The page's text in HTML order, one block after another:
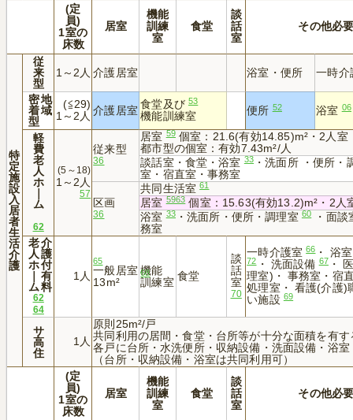
(定
員)
1室の
床数
居室
機能
訓練
室
食堂
談
話
室
その他必
特
定
施
設
入
居
者
生
活
介
護
従
来
型
1～2人 介護居室 浴室・便所 一時介
地
域
密
着
型
(≦29)
1～2人 介護居室 食堂及び 53
機能訓練室 便所52 浴室06
軽
費
老
人
ホ
ム
62
(5～18)
1～2人
57
従来型
36
居室59 個室：21.6(有効14.85)m²・2人室
都市型の個室：有効7.43m²/人
談話室・食堂・浴室33・洗面所 ・便所・
室・宿直室・事務室
区画
36
共同生活室61
居室5963個室：15.63(有効13.2)m²・2人
浴室33 ・洗面所・便所・調理室 60・面談
務室
介
護
付
有
料
老
人
ホ
ム
62
64
1人
65
一般居室
13m²
機能
68
訓練室 食堂
談
話
室
70
一時介護室66・ 浴
72・ 洗面設備67・
理室)・ 事務室・宿
処理室・ 看護(介護)
い施設69
サ
高
住
1人
原則25m²/戸
共同利用の居間・食堂・台所等が十分な面積を有す
各戸に台所・水洗便所・収納設備・洗面設備・浴室
（台所・収納設備・浴室は共同利用可）
(定
員)
1室の
床数
居室
機能
訓練
室
食堂
談
話
室
その他必